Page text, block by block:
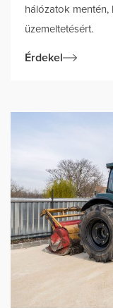
hálózatok
üzemeltetésért.
Érdekel